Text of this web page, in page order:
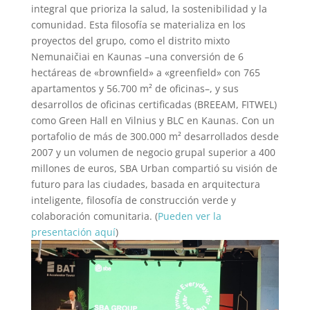
integral que prioriza la salud, la sostenibilidad y la
comunidad. Esta filosofía se materializa en los
proyectos del grupo, como el distrito mixto
Nemunaičiai en Kaunas –una conversión de 6
hectáreas de «brownfield» a «greenfield» con 765
apartamentos y 56.700 m² de oficinas–, y sus
desarrollos de oficinas certificadas (BREEAM, FITWEL)
como Green Hall en Vilnius y BLC en Kaunas. Con un
portafolio de más de 300.000 m² desarrollados desde
2007 y un volumen de negocio grupal superior a 400
millones de euros, SBA Urban compartió su visión de
futuro para las ciudades, basada en arquitectura
inteligente, filosofía de construcción verde y
colaboración comunitaria. (Pueden ver la
presentación aquí)